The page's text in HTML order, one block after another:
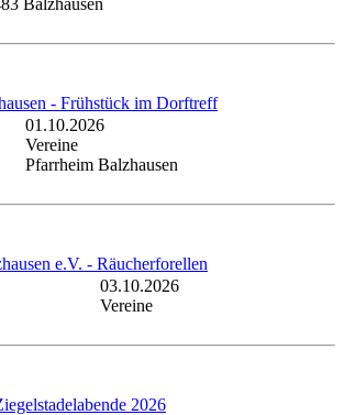
Balzhausen
- Frühstück im Dorftreff
01.10.2026
Vereine
Pfarrheim Balzhausen
e.V. - Räucherforellen
03.10.2026
Vereine
2026